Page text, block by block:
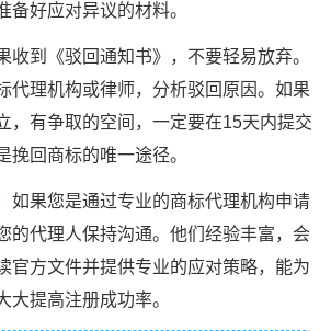
备好应对异议的材料。
到《驳回通知书》，不要轻易放弃。
代理机构或律师，分析驳回原因。如果
，有争取的空间，一定要在15天内提交
挽回商标的唯一途径。
果您是通过专业的商标代理机构申请
的代理人保持沟通。他们经验丰富，会
官方文件并提供专业的应对策略，能为
大提高注册成功率。